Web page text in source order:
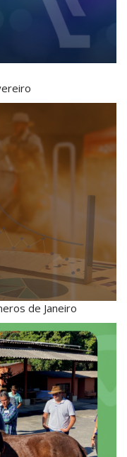
de Janeiro